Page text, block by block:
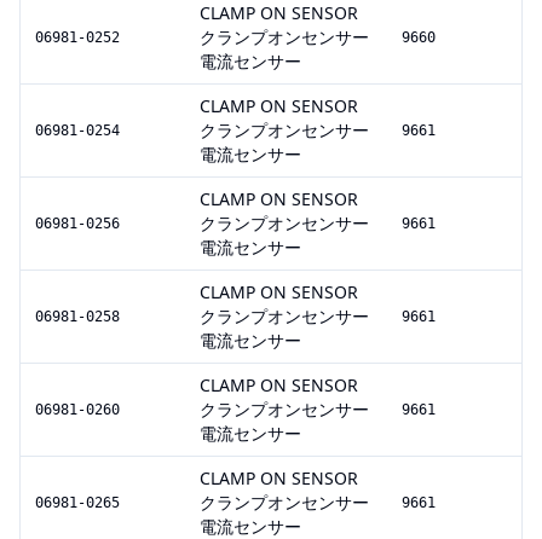
06981-0252
CLAMP ON SENSOR
クランプオンセンサー
電流センサー
9660
06981-0254
CLAMP ON SENSOR
クランプオンセンサー
電流センサー
9661
06981-0256
CLAMP ON SENSOR
クランプオンセンサー
電流センサー
9661
06981-0258
CLAMP ON SENSOR
クランプオンセンサー
電流センサー
9661
06981-0260
CLAMP ON SENSOR
クランプオンセンサー
電流センサー
9661
06981-0265
CLAMP ON SENSOR
クランプオンセンサー
電流センサー
9661